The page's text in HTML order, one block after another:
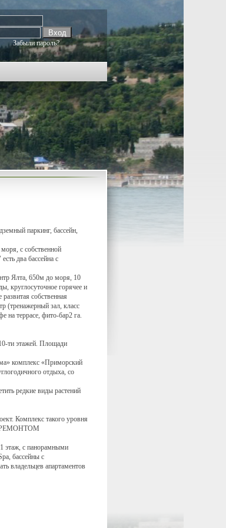
Забыли пароль?
паркинг, бассейн,
с собственной
два бассейна с
Ялта, 650м до моря, 10
круглосуточное горячее и
собственная
(тренажерный зал, класс
на террасе, фито-бар2 га.
ти этажей. Площади
комплекс «Приморский
отдыха, со
редкие виды растений
Комплекс такого уровня
С РЕМОНТОМ
этаж, с панорамными
бассейны с
владельцев апартаментов